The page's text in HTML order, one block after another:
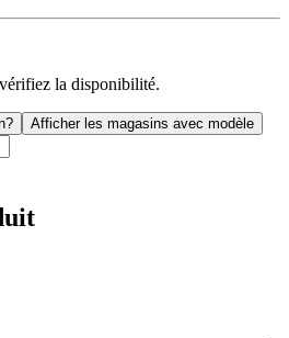
la disponibilité.
Afficher les magasins avec modèle